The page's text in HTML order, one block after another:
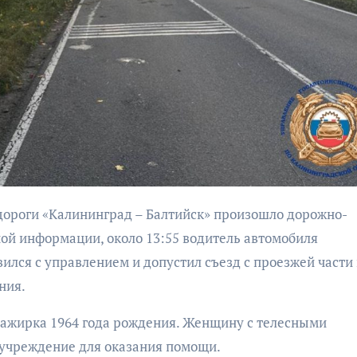
информации, около 13:55 водитель автомобиля
с управлением и допустил съезд с проезжей части
1964 года рождения. Женщину с телесными
для оказания помощи.
бурана
в
море»
АФИША
КУЛЬТУРА
ОБЩЕСТВО
Организаторы
фестиваля
«Открытое море»